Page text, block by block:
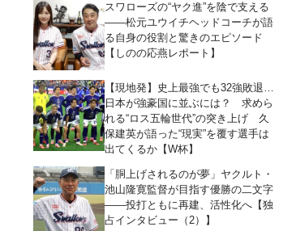
スワローズの“ヤク進”を陰で支える
――松元ユウイチヘッドコーチが語
る自身の役割と驚きのエピソード
【しのの応燕レポート】
【現地発】史上最強でも32強敗退…
日本が強豪国に並ぶには？ 求めら
れる“ロス五輪世代”の突き上げ 久
保建英が語った“現実”を覆す選手は
出てくるか【W杯】
「胴上げされるのが夢」ヤクルト・
池山隆寛監督が目指す優勝の二文字
――投打ともに再建、活性化へ【独
占インタビュー（2）】